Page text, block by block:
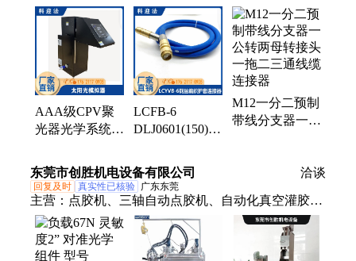
盒、航空插头、法兰螺母、防爆插头、高温插座、屏
蔽三通、预铸插头、金属插头、航空插座、接线螺
钉、电源插头、铠装线束、追光测试、终端电阻、阀
门连接线、监测传感器、带线接插件、铠装波纹管、
延长转接头、无线接收器、蓝色连接线
AAA级CPV聚
光器光学系统光
准直角太阳光模
拟器
LCFB-6
DLJ0601(150)钢
连接器液压支架
电液控制配件
M12一分二预制
带线分支器一公
东莞市创胜机电设备有限公司 洽谈
回复及时 真实性已核验 广东东莞
主营： 点胶机、三轴自动点胶机、自动化真空灌胶
机、打胶机